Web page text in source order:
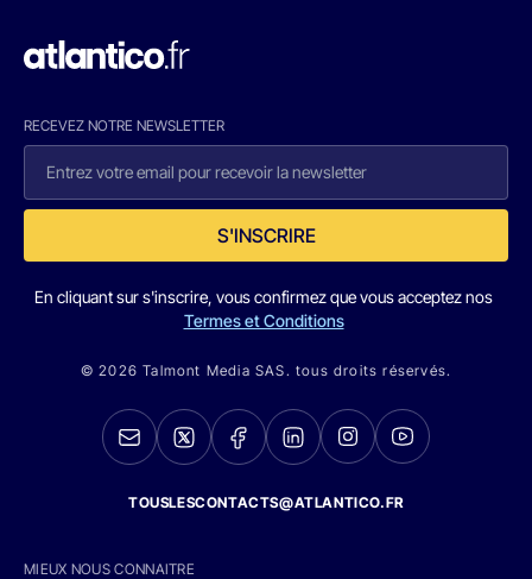
RECEVEZ NOTRE NEWSLETTER
S'INSCRIRE
En cliquant sur s'inscrire, vous confirmez que vous acceptez nos
Termes et Conditions
© 2026 Talmont Media SAS. tous droits réservés.
TOUSLESCONTACTS@ATLANTICO.FR
MIEUX NOUS CONNAITRE